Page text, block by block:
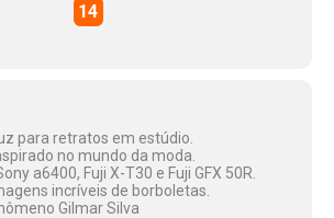
14
para retratos em estúdio.
no mundo da moda.
a6400, Fuji X-T30 e Fuji GFX 50R.
incríveis de borboletas.
Gilmar Silva